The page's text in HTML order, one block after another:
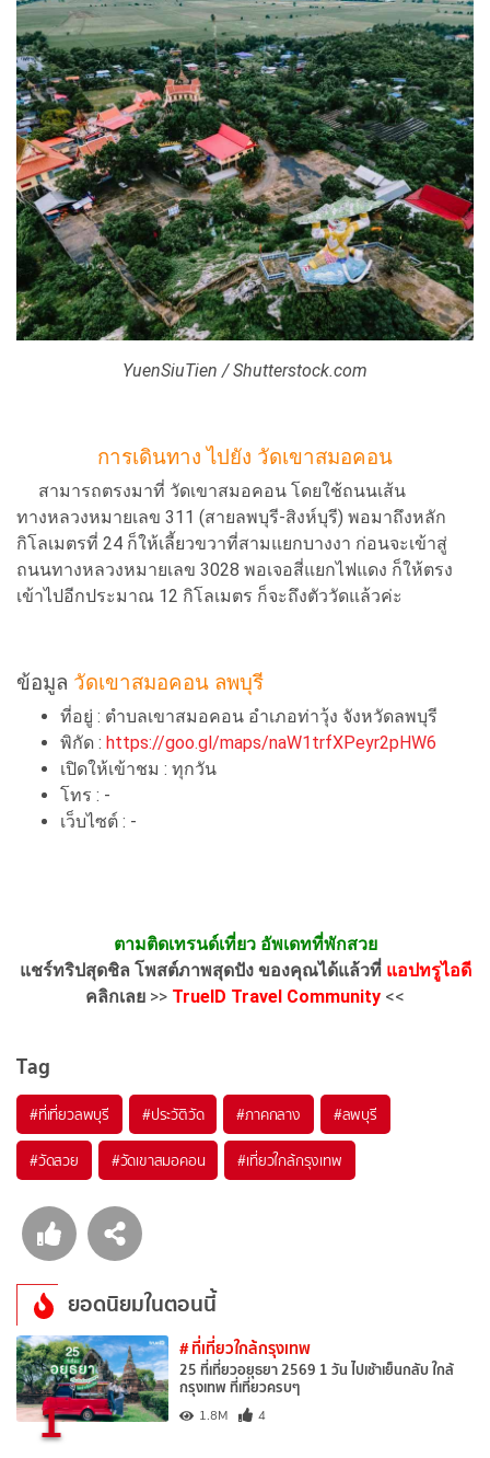
YuenSiuTien / Shutterstock.com
การเดินทาง ไปยัง วัดเขาสมอคอน
สามารถตรงมาที่ วัดเขาสมอคอน โดยใช้ถนนเส้น
ทางหลวงหมายเลข 311 (สายลพบุรี-สิงห์บุรี) พอมาถึงหลัก
กิโลเมตรที่ 24 ก็ให้เลี้ยวขวาที่สามแยกบางงา ก่อนจะเข้าสู่
ถนนทางหลวงหมายเลข 3028 พอเจอสี่แยกไฟแดง ก็ให้ตรง
เข้าไปอีกประมาณ 12 กิโลเมตร ก็จะถึงตัววัดแล้วค่ะ
ข้อมูล วัดเขาสมอคอน ลพบุรี
ที่อยู่ : ตำบลเขาสมอคอน อำเภอท่าวุ้ง จังหวัดลพบุรี
พิกัด : https://goo.gl/maps/naW1trfXPeyr2pHW6
เปิดให้เข้าชม : ทุกวัน
โทร : -
เว็บไซต์ : -
ตามติดเทรนด์เที่ยว อัพเดทที่พักสวย
แชร์ทริปสุดชิล โพสต์ภาพสุดปัง ของคุณได้แล้วที่ แอปทรูไอดี
คลิกเลย >> TrueID Travel Community <<
Tag
#ที่เที่ยวลพบุรี #ประวัติวัด #ภาคกลาง #ลพบุรี
#วัดสวย #วัดเขาสมอคอน #เที่ยวใกล้กรุงเทพ
ยอดนิยมในตอนนี้
1
# ที่เที่ยวใกล้กรุงเทพ
25 ที่เที่ยวอยุธยา 2569 1 วัน ไปเช้าเย็นกลับ ใกล้
กรุงเทพ ที่เที่ยวครบๆ
1.8M 4